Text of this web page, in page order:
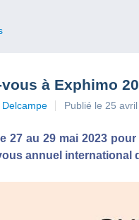
vous à Exphimo
Publié le 25
27 au 29 mai 2023
annuel